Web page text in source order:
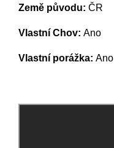
Země původu: ČR
Vlastní Chov: Ano
Vlastní porážka: Ano